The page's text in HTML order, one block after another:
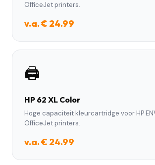
OfficeJet printers.
v.a. € 24.99
🖨️
HP 62 XL Color
Hoge capaciteit kleurcartridge voor HP
OfficeJet printers.
v.a. € 24.99